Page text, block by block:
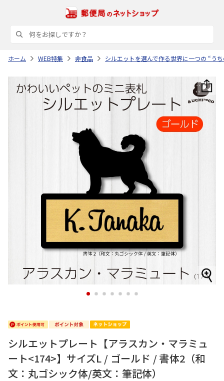
ホーム WEB特集 非食品 シルエットを選んで作る世界に一つの “う
1 2 3 4 5 6 7
シルエットプレート【アラスカン・マラミュ
ート<174>】サイズL / ゴールド / 書体2（和
文：丸ゴシック体/英文：筆記体）